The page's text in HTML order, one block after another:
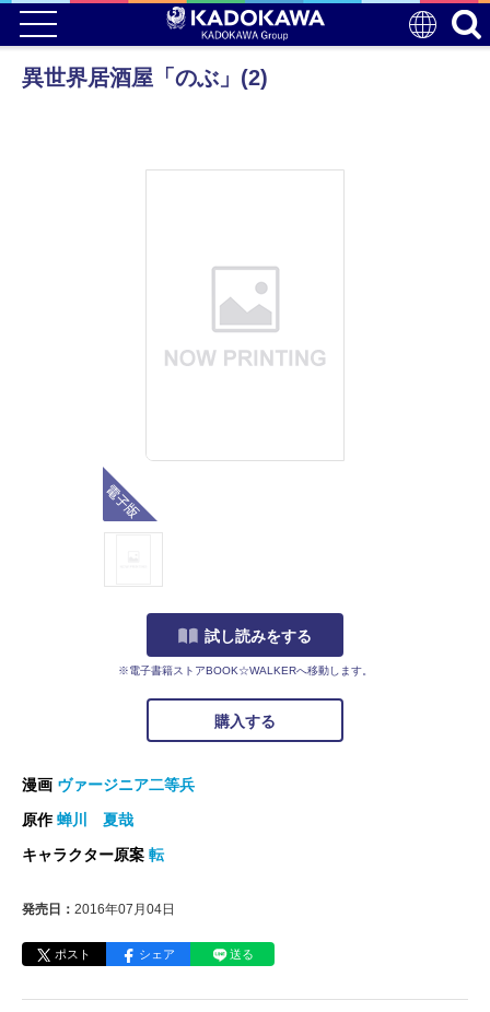
異世界居酒屋「のぶ」(2)
試し読みをする
※電子書籍ストアBOOK☆WALKERへ移動します。
購入する
漫画 ヴァージニア二等兵
原作蝉川 夏哉
キャラクター原案 転
発売日： 2016年07月04日
ポスト シェア 送る